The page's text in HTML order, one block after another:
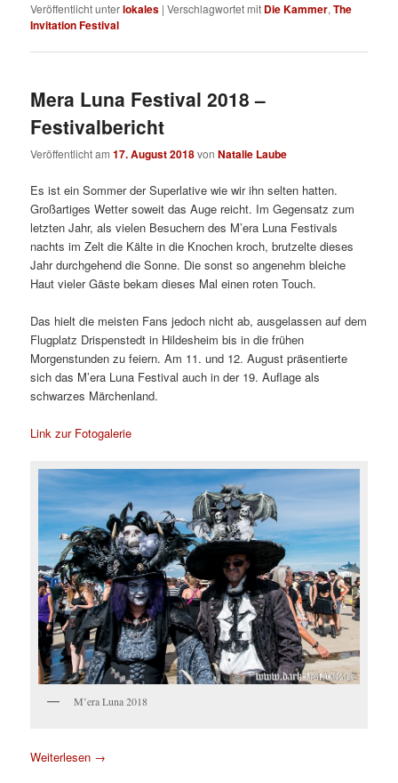
Veröffentlicht unterlokales |Verschlagwortet mit Die Kammer,The
Invitation Festival
Mera Luna Festival 2018 –
Festivalbericht
Veröffentlicht am17. August 2018vonNatalie Laube
Es ist ein Sommer der Superlative wie wir ihn selten hatten.
Großartiges Wetter soweit das Auge reicht. Im Gegensatz zum
letzten Jahr, als vielen Besuchern des M’era Luna Festivals
nachts im Zelt die Kälte in die Knochen kroch, brutzelte dieses
Jahr durchgehend die Sonne. Die sonst so angenehm bleiche
Haut vieler Gäste bekam dieses Mal einen roten Touch.
Das hielt die meisten Fans jedoch nicht ab, ausgelassen auf dem
Flugplatz Drispenstedt in Hildesheim bis in die frühen
Morgenstunden zu feiern. Am 11. und 12. August präsentierte
sich das M’era Luna Festival auch in der 19. Auflage als
schwarzes Märchenland.
Link zur Fotogalerie
M’era Luna 2018
Weiterlesen →